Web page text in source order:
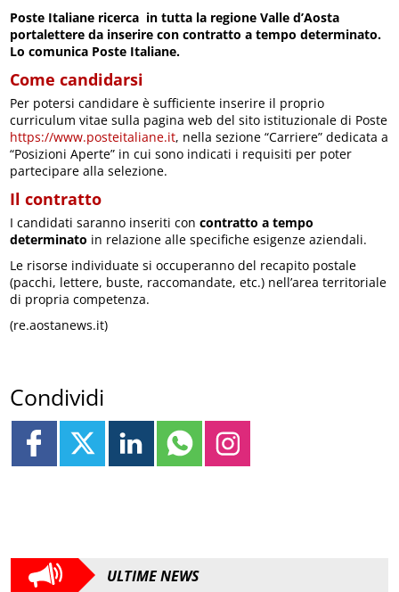
Poste Italiane ricerca in tutta la regione Valle d’Aosta
portalettere da inserire con contratto a tempo determinato.
Lo comunica Poste Italiane.
Come candidarsi
Per potersi candidare è sufficiente inserire il proprio
curriculum vitae sulla pagina web del sito istituzionale di Poste
https://www.posteitaliane.it, nella sezione “Carriere” dedicata a
“Posizioni Aperte” in cui sono indicati i requisiti per poter
partecipare alla selezione.
Il contratto
I candidati saranno inseriti concontratto a tempo
determinato in relazione alle specifiche esigenze aziendali.
Le risorse individuate si occuperanno del recapito postale
(pacchi, lettere, buste, raccomandate, etc.) nell’area territoriale
di propria competenza.
(re.aostanews.it)
Condividi
ULTIME NEWS